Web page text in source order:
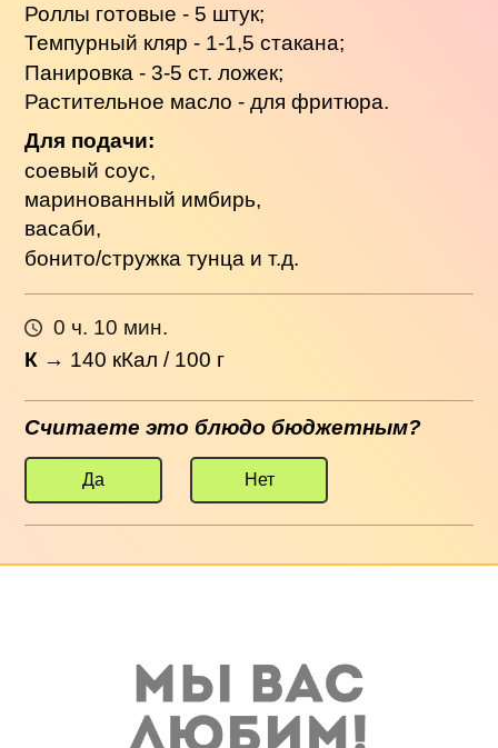
Роллы готовые - 5 штук;
Темпурный кляр - 1-1,5 стакана;
Панировка - 3-5 ст. ложек;
Растительное масло - для фритюра.
Для подачи:
соевый соус,
маринованный имбирь,
васаби,
бонито/стружка тунца и т.д.
0 ч. 10 мин.
К → 140 кКал / 100 г
Считаете это блюдо бюджетным?
Да Нет